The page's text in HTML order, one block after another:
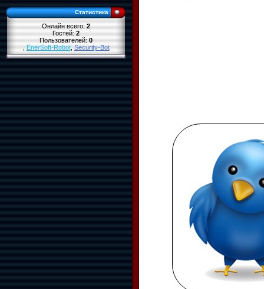
Статистика
Онлайн всего:2
Гостей:2
Пользователей:0
,EnerSoft-Robot,Security-Bot